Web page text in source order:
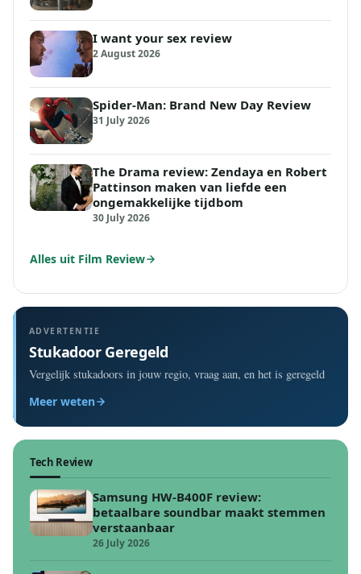
I want your sex review
2 August 2026
Spider-Man: Brand New Day Review
31 July 2026
The Drama review: Zendaya en Robert
Pattinson maken van liefde een
ongemakkelijke tijdbom
30 July 2026
Alles uit Film Review
ADVERTENTIE
Stukadoor Geregeld
Vergelijk stukadoors in jouw regio, vraag aan, en het is geregeld
Meer weten
Tech Review
Samsung HW-B400F review:
betaalbare soundbar maakt stemmen
verstaanbaar
26 July 2026